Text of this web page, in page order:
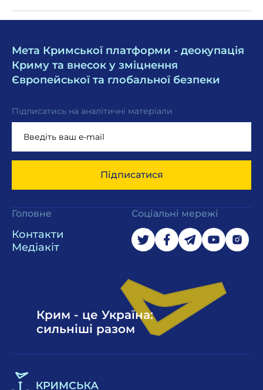
Мета Кримської платформи - деокупація
Криму та внесок у зміцнення
Європейської та глобальної безпеки
Підписатись на аналітичні матеріали
Підписатися
Головне
Контакти
Медіакіт
Соціальні мережі
Крим - це Україна:
сильніші разом